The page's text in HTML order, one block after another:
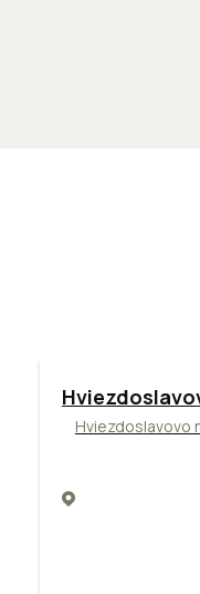
ODPORÚČAME
Hviezdoslavovo